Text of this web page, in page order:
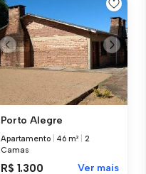
Porto Alegre
Apartamento 46 m²
2
Camas
R$ 1.300 Ver mais